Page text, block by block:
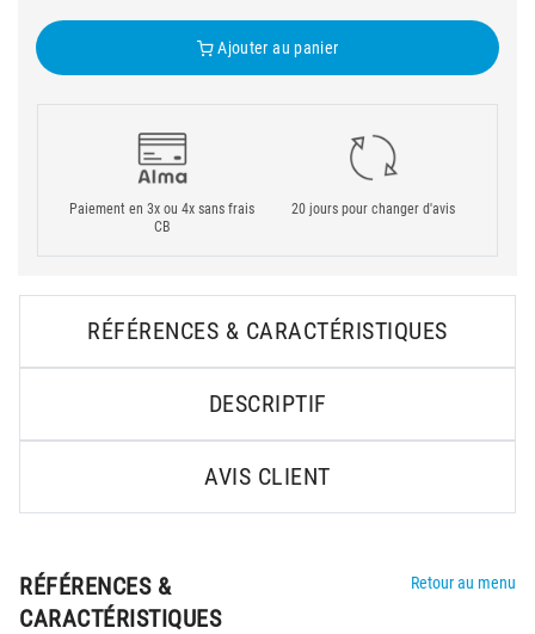
Ajouter au panier
Paiement en 3x ou 4x sans frais
CB
20 jours pour changer d'avis
RÉFÉRENCES & CARACTÉRISTIQUES
DESCRIPTIF
AVIS CLIENT
RÉFÉRENCES &
CARACTÉRISTIQUES
Retour au menu